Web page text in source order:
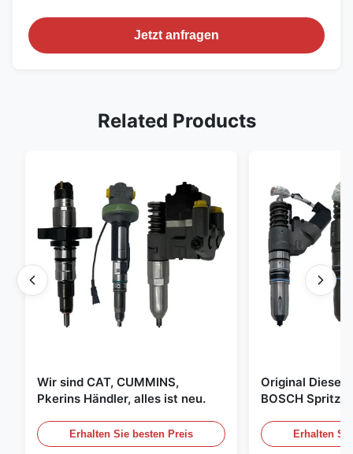
Jetzt anfragen
Related Products
Wir sind CAT, CUMMINS,
Pkerins Händler, alles ist neu.
Erhalten Sie besten Preis
Original Diesel
BOSCH
Erhalten